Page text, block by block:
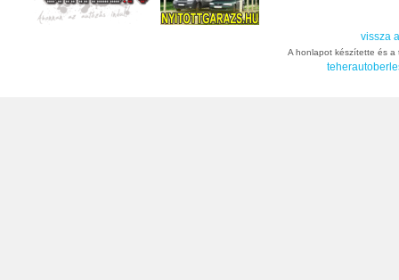
vissza
A honlapot készítette és